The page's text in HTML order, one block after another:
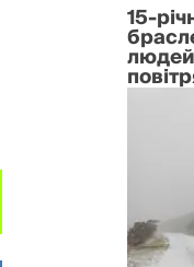
15-